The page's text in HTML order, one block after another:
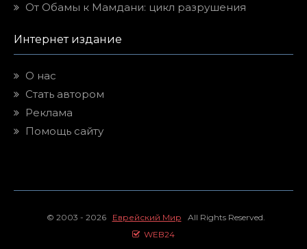
От Обамы к Мамдани: цикл разрушения
Интернет издание
О нас
Стать автором
Реклама
Помощь сайту
© 2003 - 2026 Еврейский Мир All Rights Reserved.
WEB24